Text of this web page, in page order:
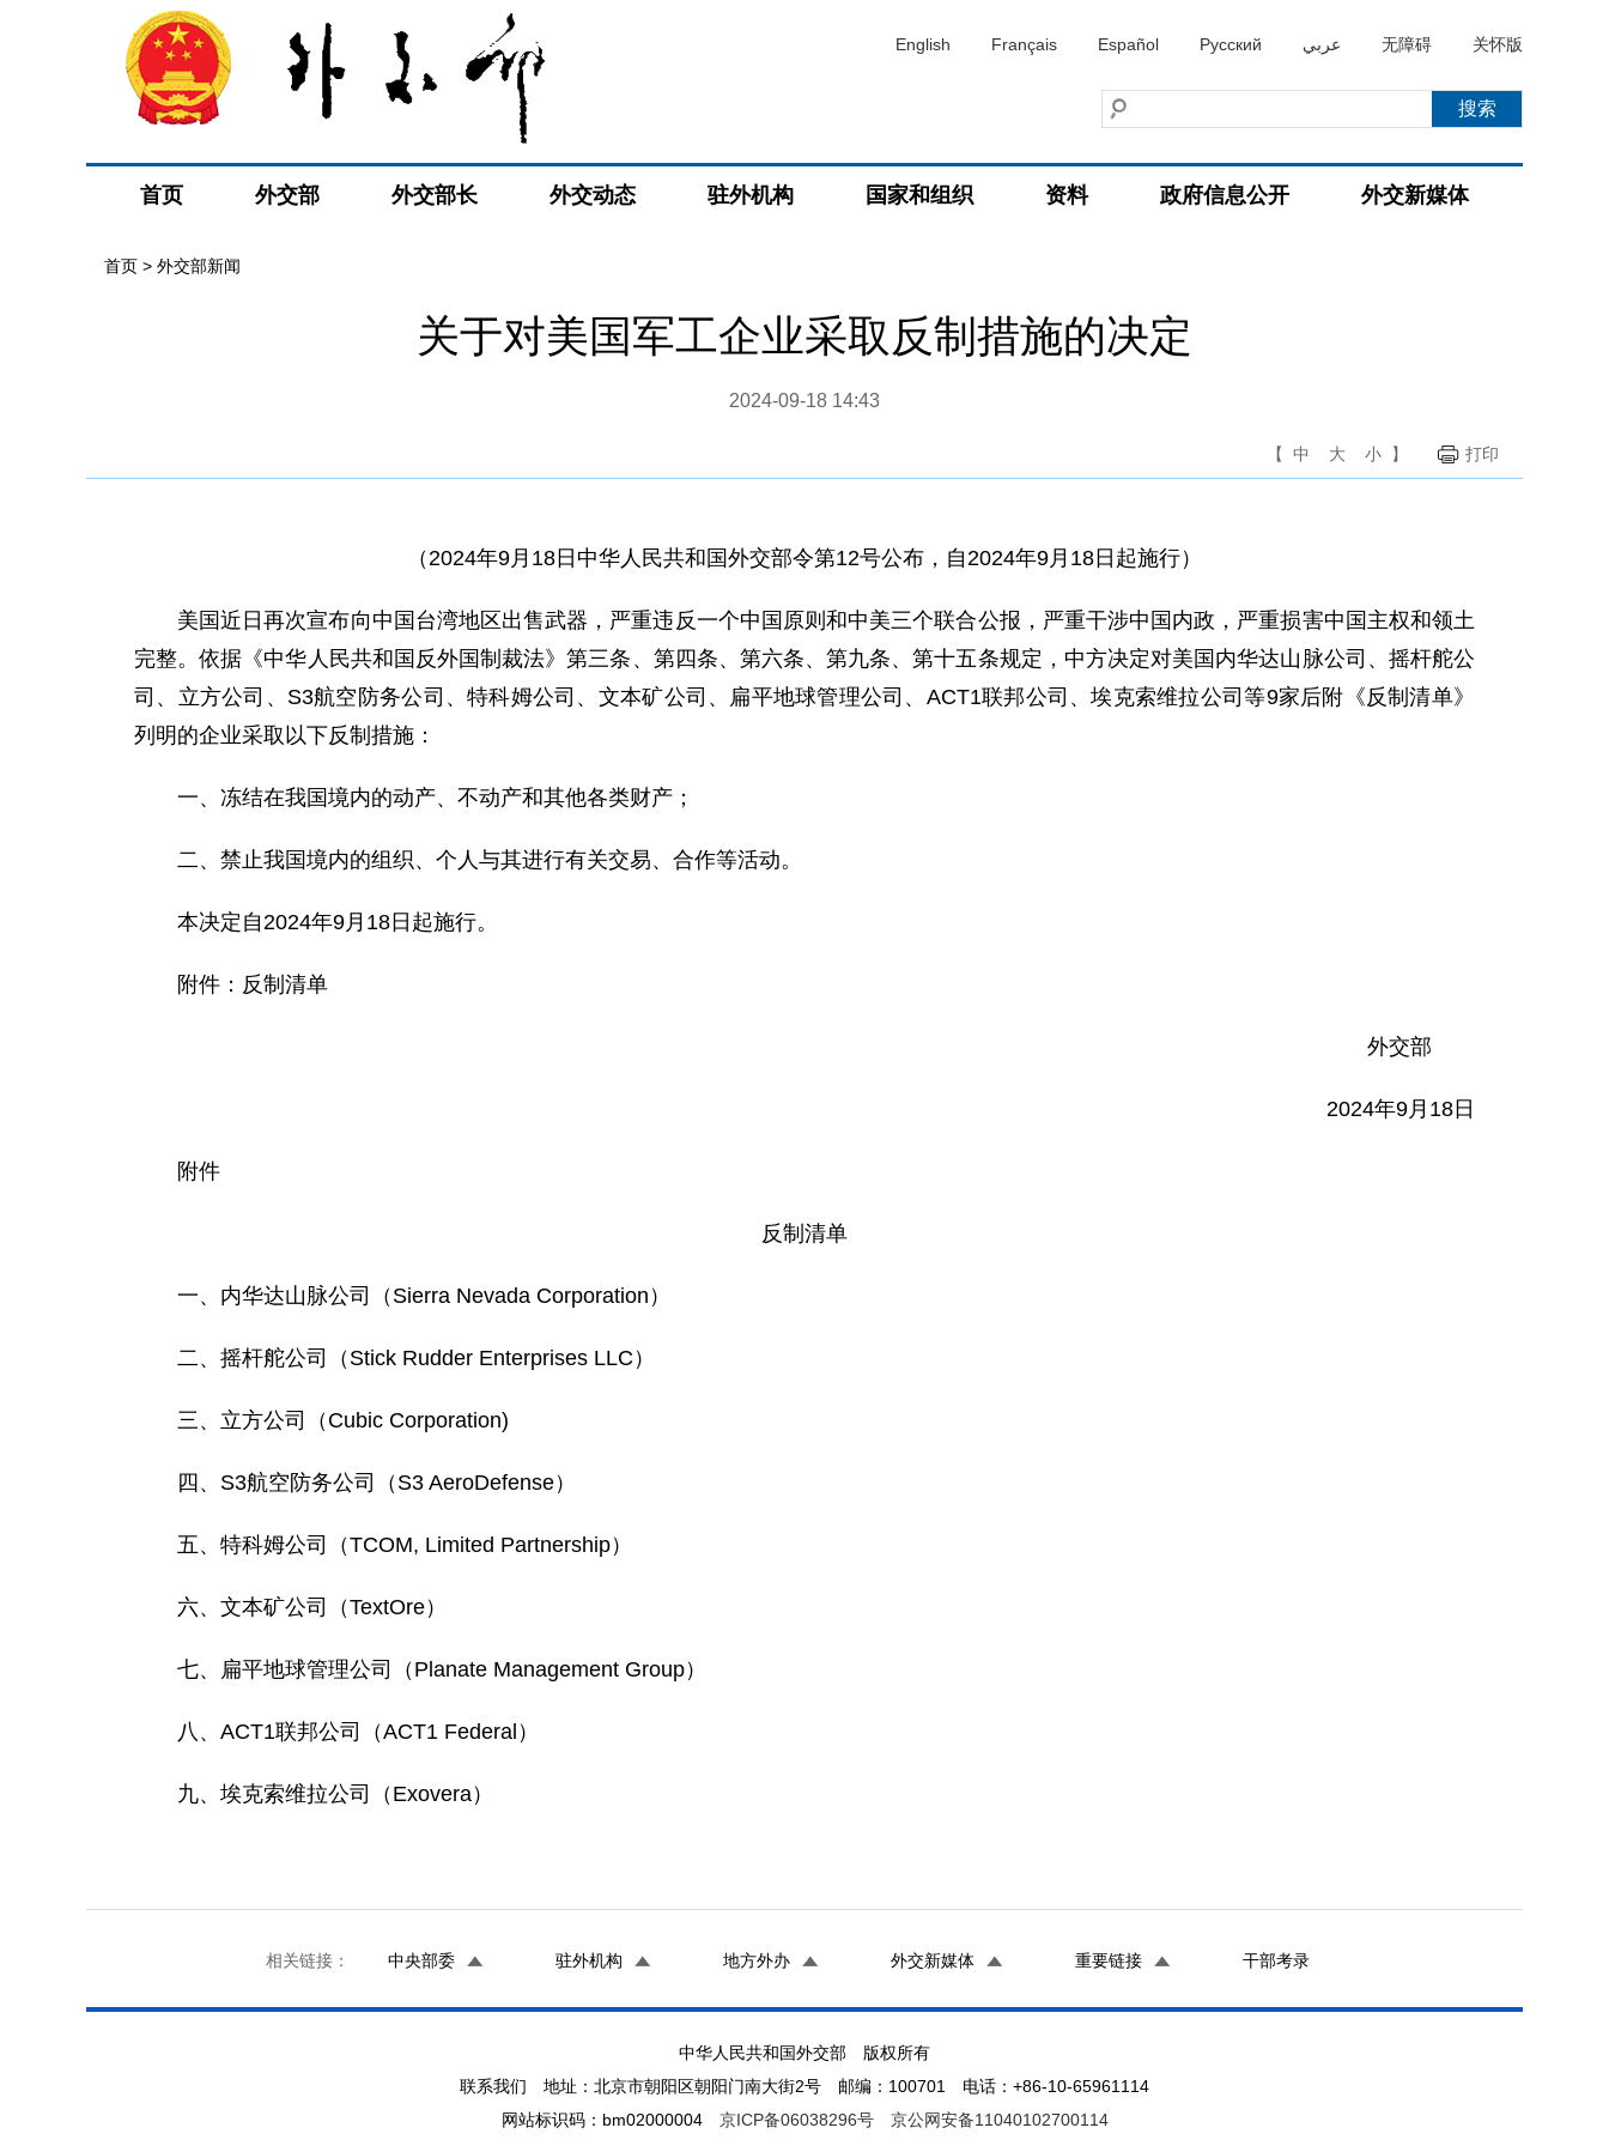
English Français Español Русский عربي 无障碍 关怀版
首页 外交部 外交部长 外交动态 驻外机构 国家和组织 资料 政府信息公开 外交新媒体
首页 > 外交部新闻
关于对美国军工企业采取反制措施的决定
2024-09-18 14:43
【 中 大 小 】 打印
（2024年9月18日中华人民共和国外交部令第12号公布， 自2024年9月18日起施行）
美国近日再次宣布向中国台湾地区出售武器，严重违反一个中国原则和中美三个联合公报，严重干涉中国内政，严重损害中国主权和领土
完整。依据《中华人民共和国反外国制裁法》第三条、第四条、第六条、第九条、第十五条规定，中方决定对美国内华达山脉公司、摇杆舵公
司、立方公司、S3航空防务公司、特科姆公司、文本矿公司、扁平地球管理公司、ACT1联邦公司、埃克索维拉公司等9家后附《反制清单》
列明的企业采取以下反制措施：
一、冻结在我国境内的动产、不动产和其他各类财产；
二、禁止我国境内的组织、个人与其进行有关交易、合作等活动。
本决定自2024年9月18日起施行。
附件：反制清单
外交部
2024年9月18日
附件
反制清单
一、内华达山脉公司（Sierra Nevada Corporation）
二、摇杆舵公司（Stick Rudder Enterprises LLC）
三、立方公司（Cubic Corporation)
四、S3航空防务公司（S3 AeroDefense）
五、特科姆公司（TCOM, Limited Partnership）
六、文本矿公司（TextOre）
七、扁平地球管理公司（Planate Management Group）
八、ACT1联邦公司（ACT1 Federal）
九、埃克索维拉公司（Exovera）
相关链接： 中央部委 驻外机构 地方外办 外交新媒体 重要链接 干部考录
中华人民共和国外交部 版权所有
联系我们 地址：北京市朝阳区朝阳门南大街2号 邮编：100701 电话：+86-10-65961114
网站标识码：bm02000004 京ICP备06038296号 京公网安备11040102700114